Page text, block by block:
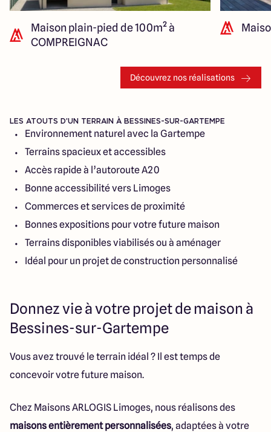
Maison plain-pied de 100m² à
COMPREIGNAC
Découvrez nos réalisations
LES ATOUTS D’UN TERRAIN À BESSINES-SUR-GARTEMPE
Environnement naturel avec la Gartempe
Terrains spacieux et accessibles
Accès rapide à l’autoroute A20
Bonne accessibilité vers Limoges
Commerces et services de proximité
Bonnes expositions pour votre future maison
Terrains disponibles viabilisés ou à aménager
Idéal pour un projet de construction personnalisé
Donnez vie à votre projet de maison à
Bessines-sur-Gartempe
Vous avez trouvé le terrain idéal ? Il est temps de
concevoir votre future maison.
Chez Maisons ARLOGIS Limoges, nous réalisons des
maisons entièrement personnalisées, adaptées à votre